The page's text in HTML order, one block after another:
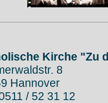
Kirche "Zu
8
Hannover
/ 52 31 12